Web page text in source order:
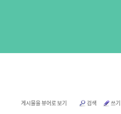
게시물을 뷰어로 보기 검색 쓰기